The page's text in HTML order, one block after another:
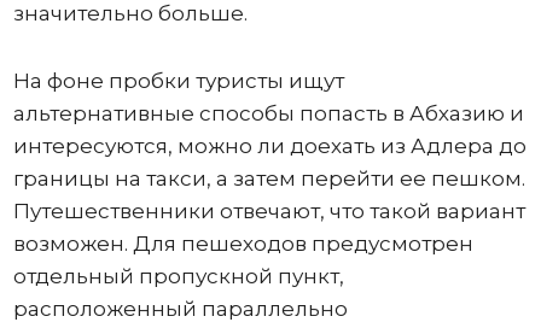
значительно больше.
На фоне пробки туристы ищут
альтернативные способы попасть в Абхазию и
интересуются, можно ли доехать из Адлера до
границы на такси, а затем перейти ее пешком.
Путешественники отвечают, что такой вариант
возможен. Для пешеходов предусмотрен
отдельный пропускной пункт,
расположенный параллельно